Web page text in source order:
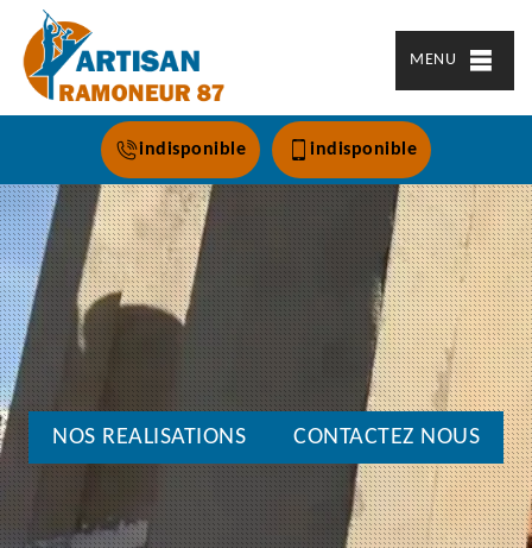
MENU
indisponible indisponible
NOS REALISATIONS CONTACTEZ NOUS